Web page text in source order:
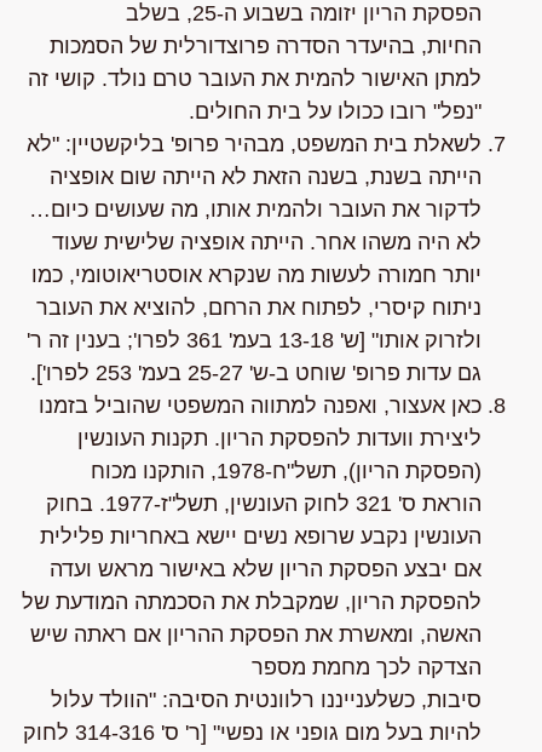
הפסקת הריון יזומה בשבוע ה-25, בשלב
החיות,בהיעדר הסדרה פרוצדורלית של הסמכות
למתן האישור להמית את העובר טרם נולד. קושי זה
"נפל" רובו ככולו על בית החולים.
לשאלת בית המשפט, מבהיר פרופ' בליקשטיין: "לא
הייתה בשנת, בשנה הזאת לא הייתה שום אופציה
לדקור את העובר ולהמית אותו, מה שעושים כיום…
לא היה משהו אחר. הייתה אופציה שלישית שעוד
יותר חמורה לעשות מה שנקרא אוסטריאוטומי, כמו
ניתוח קיסרי, לפתוח את הרחם, להוציא את העובר
ולזרוק אותו"
[ש' 13-18 בעמ' 361 לפרו'; בענין זה ר'
גם עדות פרופ' שוחט ב-ש' 25-27 בעמ' 253 לפרו'].
כאן אעצור, ואפנה למתווה המשפטי שהוביל בזמנו
ליצירת וועדות להפסקת הריון. תקנות העונשין
(הפסקת הריון), תשל"ח-1978
, הותקנו מכוח
הוראת ס' 321 לחוק העונשין, תשל"ז-1977
. בחוק
העונשין נקבע שרופא נשים יישא באחריות פלילית
אם יבצע הפסקת הריון שלא באישור מראש ועדה
להפסקת הריון, שמקבלת את הסכמתה המודעת של
האשה, ומאשרת את הפסקת ההריון אם ראתה שיש
הצדקה לכך מחמת מספר
סיבות, כשלענייננורלוונטית הסיבה: "הוולד עלול
להיות בעל מום גופני או נפשי"
[ר' ס' 314-316 לחוק